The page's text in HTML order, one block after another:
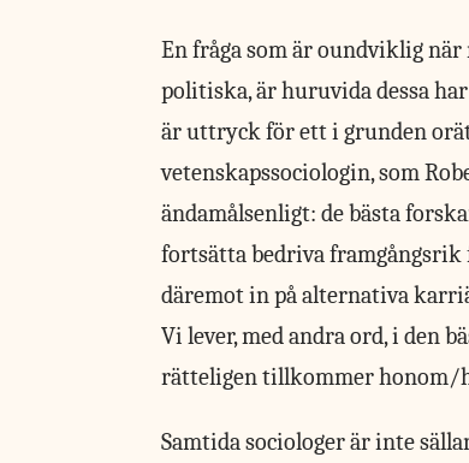
En fråga som är oundviklignär
politiska, är huruvida dessa
är uttryck för ett i grunden
vetenskapssociologin, som
ändamålsenligt: de bästa
fortsätta bedriva
däremot in på alternativa
Vi lever, med andra ord, i den
rätteligen tillkommer honom/
Samtida sociologer är inte